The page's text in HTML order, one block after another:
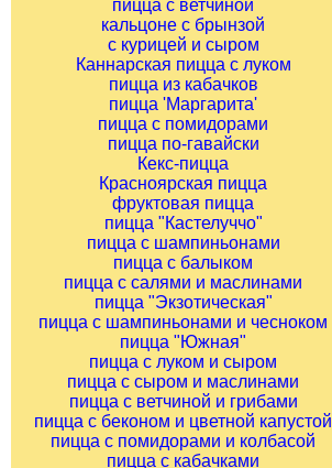
пицца с ветчиной
кальцоне с брынзой
с курицей и сыром
Каннарская пицца с луком
пицца из кабачков
пицца 'Маргарита'
пицца с помидорами
пицца по-гавайски
Кекс-пицца
Красноярская пицца
фруктовая пицца
пицца "Кастелуччо"
пицца с шампиньонами
пицца с балыком
пицца с салями и маслинами
пицца "Экзотическая"
пицца с шампиньонами и чесноком
пицца "Южная"
пицца с луком и сыром
пицца с сыром и маслинами
пицца с ветчиной и грибами
пицца с беконом и цветной капустой
пицца с помидорами и колбасой
пицца с кабачками